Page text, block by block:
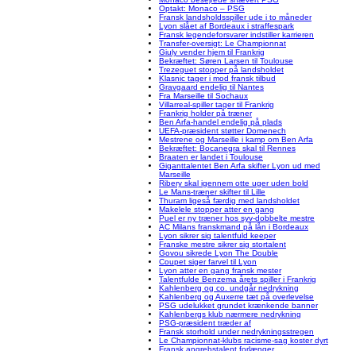
Optakt: Monaco – PSG
Fransk landsholdsspiller ude i to måneder
Lyon slået af Bordeaux i straffespark
Fransk legendeforsvarer indstiller karrieren
Transfer-oversigt: Le Championnat
Giuly vender hjem til Frankrig
Bekræftet: Søren Larsen til Toulouse
Trezeguet stopper på landsholdet
Klasnic tager i mod fransk tilbud
Gravgaard endelig til Nantes
Fra Marseille til Sochaux
Villarreal-spiller tager til Frankrig
Frankrig holder på træner
Ben Arfa-handel endelig på plads
UEFA-præsident støtter Domenech
Mestrene og Marseille i kamp om Ben Arfa
Bekræftet: Bocanegra skal til Rennes
Braaten er landet i Toulouse
Giganttalentet Ben Arfa skifter Lyon ud med
Marseille
Ribery skal igennem otte uger uden bold
Le Mans-træner skifter til Lille
Thuram ligeså færdig med landsholdet
Makelele stopper atter en gang
Puel er ny træner hos syv-dobbelte mestre
AC Milans franskmand på lån i Bordeaux
Lyon sikrer sig talentfuld keeper
Franske mestre sikrer sig stortalent
Govou sikrede Lyon The Double
Coupet siger farvel til Lyon
Lyon atter en gang fransk mester
Talentfulde Benzema årets spiller i Frankrig
Kahlenberg og co. undgår nedrykning
Kahlenberg og Auxerre tæt på overlevelse
PSG udelukket grundet krænkende banner
Kahlenbergs klub nærmere nedrykning
PSG-præsident træder af
Fransk storhold under nedrykningsstregen
Le Championnat-klubs racisme-sag koster dyrt
Fransk angrebstalent forlænger